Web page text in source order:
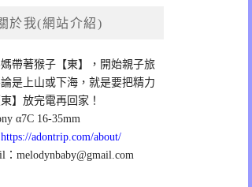
於我(網站介紹)
帶著猴子【東】，開始親子旅
是上山或下海，就是要把精力
】放完電再回家！
α7C 16-35mm
https://adontrip.com/about/
：melodynbaby@gmail.com